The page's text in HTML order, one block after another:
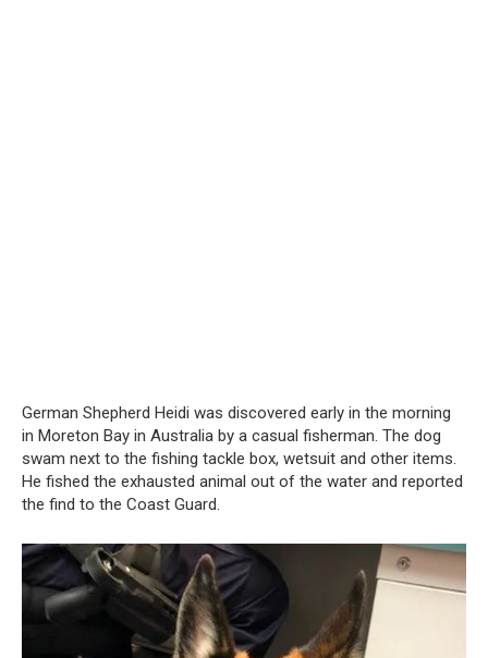
German Shepherd Heidi was discovered early in the morning
in Moreton Bay in Australia by a casual fisherman. The dog
swam next to the fishing tackle box, wetsuit and other items.
He fished the exhausted animal out of the water and reported
the find to the Coast Guard.